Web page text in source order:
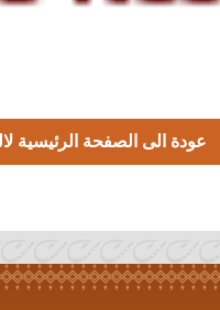
عودة الى الصفحة الرئيسية